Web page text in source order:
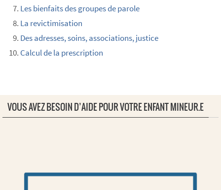
Les bienfaits des groupes de parole
La revictimisation
Des adresses, soins, associations, justice
Calcul de la prescription
VOUS AVEZ BESOIN D’AIDE POUR VOTRE ENFANT MINEUR.E